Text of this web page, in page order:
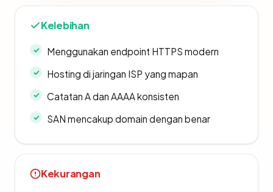
Kelebihan
Menggunakan endpoint HTTPS modern
Hosting di jaringan ISP yang mapan
Catatan A dan AAAA konsisten
SAN mencakup domain dengan benar
Kekurangan